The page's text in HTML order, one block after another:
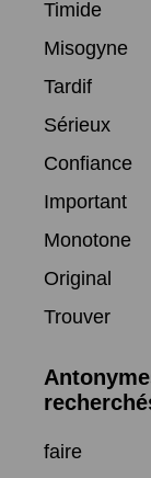
Timide
Misogyne
Tardif
Sérieux
Confiance
Important
Monotone
Original
Trouver
faire